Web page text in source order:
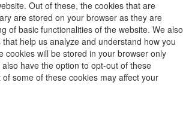
Out of these, the cookies that are
are stored on your browser as they are
of basic functionalities of the website. We also
help us analyze and understand how you
cookies will be stored in your browser only
have the option to opt-out of these
some of these cookies may affect your